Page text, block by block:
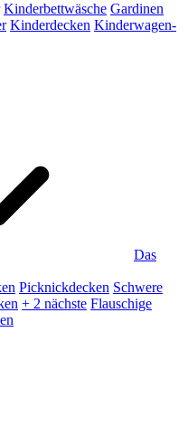
Kinderbettwäsche Gardinen
Kinderdecken Kinderwagen-
Das
Picknickdecken Schwere
+ 2 nächste Flauschige